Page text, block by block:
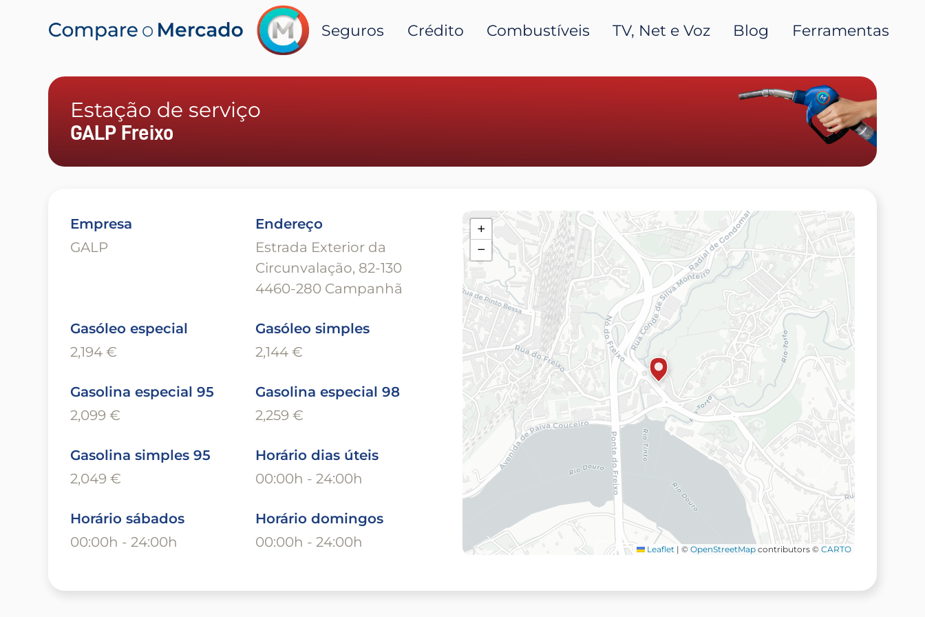
Seguros Crédito Combustíveis TV, Net e Voz Blog Ferramentas
Estação de serviço
GALP Freixo
Empresa
GALP
Endereço
Estrada Exterior da
Circunvalação, 82-130
4460-280 Campanhã
Gasóleo especial
2,194 €
Gasóleo simples
2,144 €
Gasolina especial 95
2,099 €
Gasolina especial 98
2,259 €
Gasolina simples 95
2,049 €
Horário dias úteis
00:00h - 24:00h
Horário sábados
00:00h - 24:00h
Horário domingos
00:00h - 24:00h
+
−
Leaflet | © OpenStreetMap contributors © CARTO